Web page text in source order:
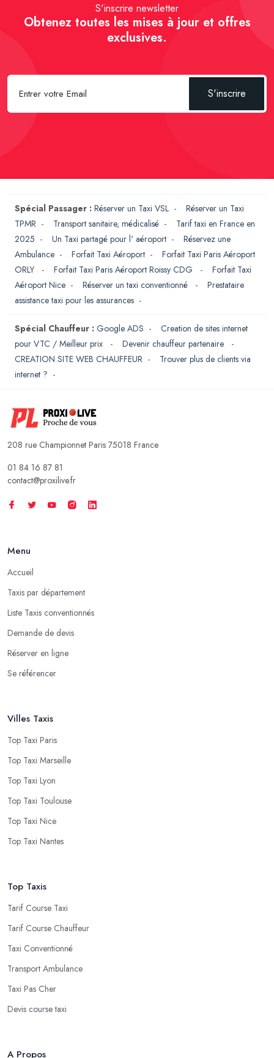
S'inscrire newsletter
Obtenez toutes les mises à jour et offres
exclusives.
S'inscrire
Spécial Passager : Réserver un Taxi VSL - Réserver un Taxi
TPMR - Transport sanitaire, médicalisé - Tarif taxi en France en
2025 - Un Taxi partagé pour l' aéroport - Réservez une
Ambulance - Forfait Taxi Aéroport - Forfait Taxi Paris Aéroport
ORLY
- Forfait Taxi Paris Aéroport Roissy CDG - Forfait Taxi
Aéroport Nice - Réserver un taxi conventionné - Prestataire
assistance taxi pour les assurances -
Spécial Chauffeur : Google ADS - Creation de sites internet
pour VTC / Meilleur prix
- Devenir chauffeur partenaire
-
CREATION SITE WEB CHAUFFEUR - Trouver plus de clients via
internet ? -
208 rue Championnet Paris 75018 France
01 84 16 87 81
contact@proxilive.fr
Menu
Accueil
Taxis par département
Liste Taxis conventionnés
Demande de devis
Réserver en ligne
Se référencer
Villes Taxis
Top Taxi Paris
Top Taxi Marseille
Top Taxi Lyon
Top Taxi Toulouse
Top Taxi Nice
Top Taxi Nantes
Top Taxis
Tarif Course Taxi
Tarif Course Chauffeur
Taxi Conventionné
Transport Ambulance
Taxi Pas Cher
Devis course taxi
A Propos